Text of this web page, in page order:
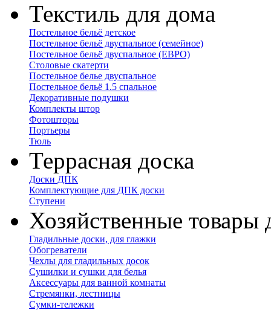
Текстиль для дома
Постельное бельё детское
Постельное бельё двуспальное (семейное)
Постельное бельё двуспальное (ЕВРО)
Столовые скатерти
Постельное белье двуспальное
Постельное бельё 1.5 спальное
Декоративные подушки
Комплекты штор
Фотошторы
Портьеры
Тюль
Террасная доска
Доски ДПК
Комплектующие для ДПК доски
Ступени
Хозяйственные товары
Гладильные доски, для глажки
Обогреватели
Чехлы для гладильных досок
Сушилки и сушки для белья
Аксессуары для ванной комнаты
Стремянки, лестницы
Сумки-тележки